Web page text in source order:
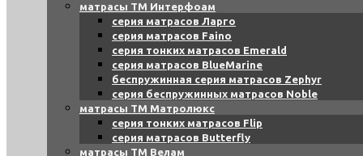
матрасы ТМ Интерфоам
серия матрасов Ларго
серия матрасов Faino
серия тонких матрасов Emerald
серия матрасов BlueMarine
беспружинная серия матрасов Zephyr
серия беспружинных матрасов Noble
матрасы ТМ Матролюкс
серия тонких матрасов Flip
серия матрасов Butterfly
матрасы ТМ Велам